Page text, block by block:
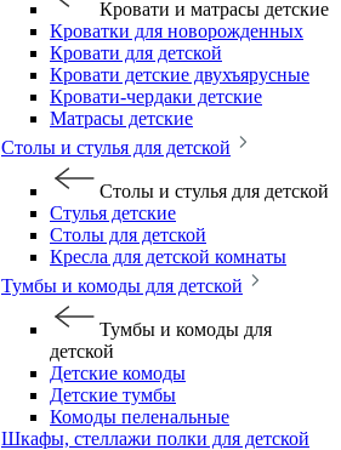
Кровати и матрасы детские
Кроватки для новорожденных
Кровати для детской
Кровати детские двухъярусные
Кровати-чердаки детские
Матрасы детские
Столы и стулья для детской
Столы и стулья для детской
Стулья детские
Столы для детской
Кресла для детской комнаты
Тумбы и комоды для детской
Тумбы и комоды для
детской
Детские комоды
Детские тумбы
Комоды пеленальные
Шкафы, стеллажи полки для детской